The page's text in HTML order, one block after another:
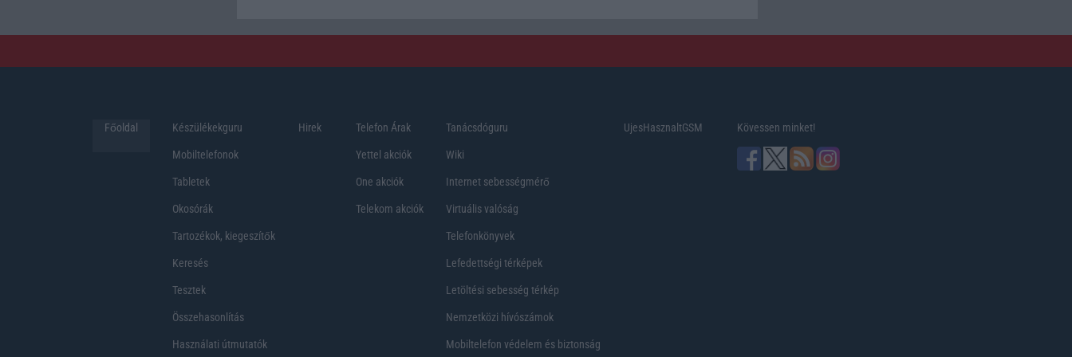
Főoldal Készülékekguru
Mobiltelefonok
Tabletek
Okosórák
Tartozékok, kiegeszítők
Keresés
Tesztek
Összehasonlítás
Használati útmutatók
Hirek Telefon Árak
Yettel akciók
One akciók
Telekom akciók
Tanácsdóguru
Wiki
Internet sebességmérő
Virtuális valóság
Telefonkönyvek
Lefedettségi térképek
Letöltési sebesség térkép
Nemzetközi hívószámok
Mobiltelefon védelem és biztonság
UjesHasznaltGSM Kövessen minket!